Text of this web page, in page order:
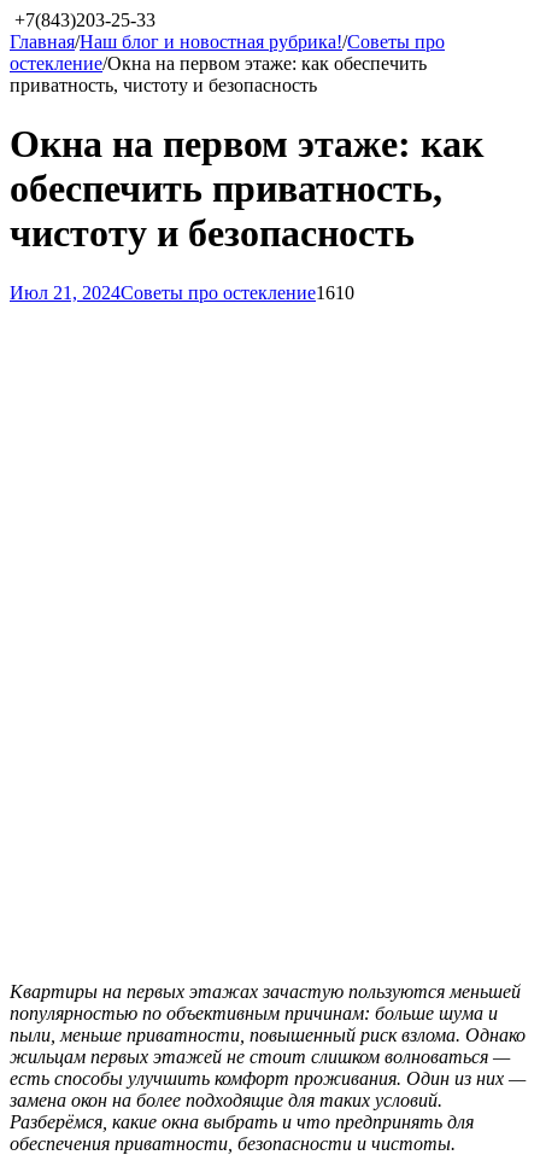
+7(843)203-25-33
Главная/Наш блог и новостная рубрика!/Советы про
остекление/​Окна на первом этаже: как обеспечить
приватность, чистоту и безопасность
​Окна на первом этаже: как
обеспечить приватность,
чистоту и безопасность
Июл 21, 2024Советы про остекление1610
Квартиры на первых этажах зачастую пользуются меньшей
популярностью по объективным причинам: больше шума и
пыли, меньше приватности, повышенный риск взлома. Однако
жильцам первых этажей не стоит слишком волноваться —
есть способы улучшить комфорт проживания. Один из них —
замена окон на более подходящие для таких условий.
Разберёмся, какие окна выбрать и что предпринять для
обеспечения приватности, безопасности и чистоты.